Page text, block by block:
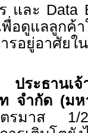
และ Data
อดูแลลูกค้
ารอยู่อาศั
ระธานเ
ท จำกัด (ม
ตรมาส 1/